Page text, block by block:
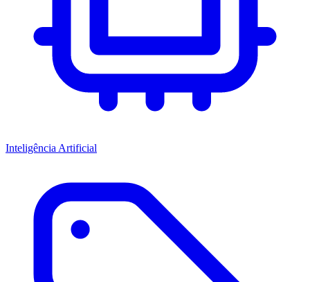
Inteligência Artificial